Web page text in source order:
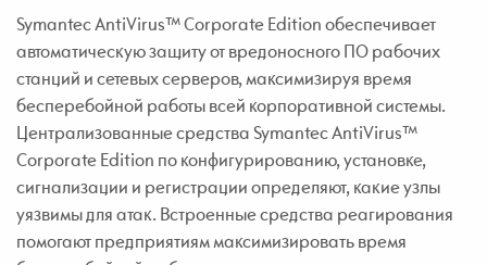
Symantec AntiVirus™ Corporate Edition обеспечивает
автоматическую защиту от вредоносного ПО рабочих
станций и сетевых серверов, максимизируя время
бесперебойной работы всей корпоративной системы.
Централизованные средства Symantec AntiVirus™
Corporate Edition по конфигурированию, установке,
сигнализации и регистрации определяют, какие узлы
уязвимы для атак. Встроенные средства реагирования
помогают предприятиям максимизировать время